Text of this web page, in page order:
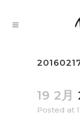
19 2月
Posted at